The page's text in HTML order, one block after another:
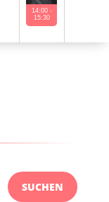
14:00 -
15:30
SUCHEN